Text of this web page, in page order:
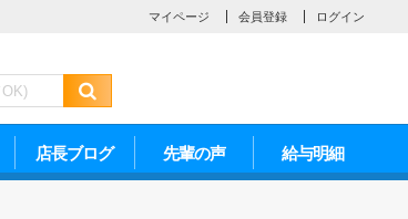
マイページ 会員登録 ログイン
店長ブログ 先輩の声 給与明細